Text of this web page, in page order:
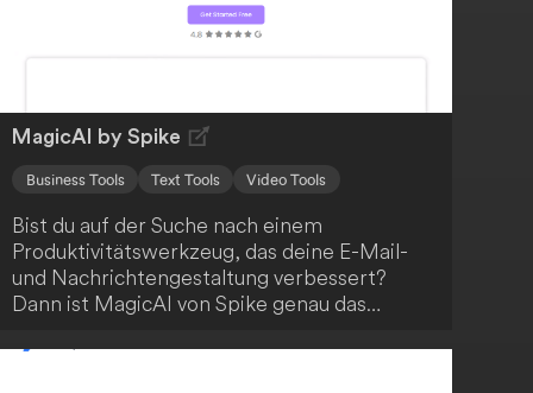
MagicAI by Spike
Business Tools Text Tools Video Tools
Bist du auf der Suche nach einem
Produktivitätswerkzeug, das deine E-Mail-
und Nachrichtengestaltung verbessert?
Dann ist MagicAI von Spike genau das
beschleunigt deine Arbeitsabläufe und hilft